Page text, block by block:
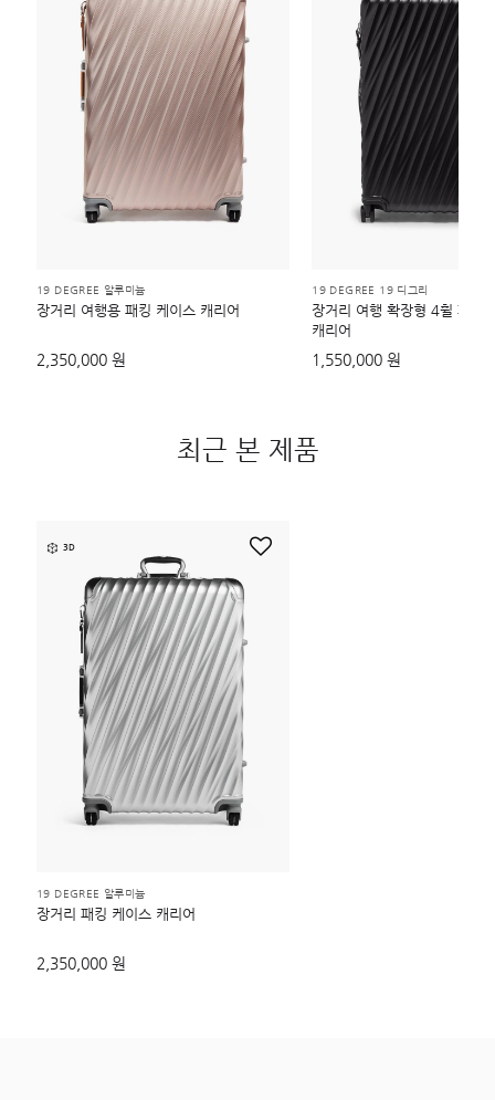
19 DEGREE 알루미늄
장거리 여행용 패킹 케이스 캐리어
2,350,000 원
19 DEGREE 19 디그리
장거리 여행 확장형 4휠 패킹
캐리어
1,550,000 원
최근 본 제품
3D
19 DEGREE 알루미늄
장거리 패킹 케이스 캐리어
2,350,000 원